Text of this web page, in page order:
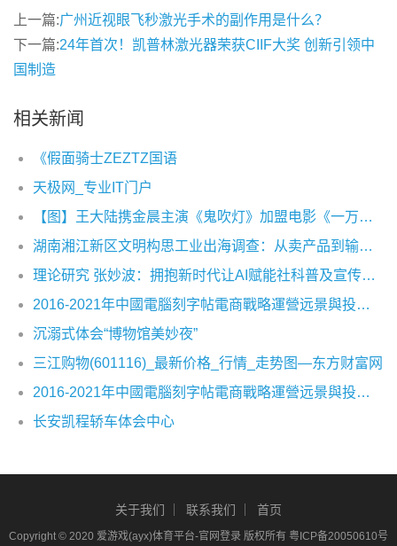
上一篇:广州近视眼飞秒激光手术的副作用是什么？
下一篇:24年首次！凯普林激光器荣获CIIF大奖 创新引领中
国制造
相关新闻
《假面骑士ZEZTZ国语
天极网_专业IT门户
【图】王大陆携金晨主演《鬼吹灯》加盟电影《一万公里》热血追梦
湖南湘江新区文明构思工业出海调查：从卖产品到输出构思出产力
理论研究 张妙波：拥抱新时代让AI赋能社科普及宣传及场景应用创新
2016-2021年中國電腦刻字帖電商戰略運營远景與投資战略咨詢報告
沉溺式体会“博物馆美妙夜”
三江购物(601116)_最新价格_行情_走势图—东方财富网
2016-2021年中國電腦刻字帖電商戰略運營远景與投資战略咨詢報告
长安凯程轿车体会中心
关于我们 联系我们 首页
Copyright © 2020 爱游戏(ayx)体育平台-官网登录 版权所有 粤ICP备20050610号